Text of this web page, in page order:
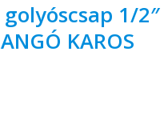
golyóscsap 1/
KAROS